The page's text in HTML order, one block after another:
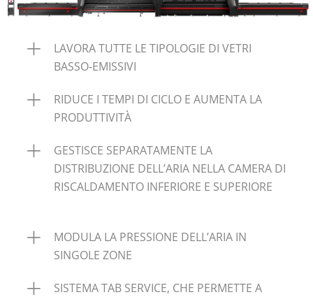
LAVORA TUTTE LE TIPOLOGIE DI VETRI
BASSO-EMISSIVI
RIDUCE I TEMPI DI CICLO E AUMENTA LA
PRODUTTIVITÀ
GESTISCE SEPARATAMENTE LA
DISTRIBUZIONE DELL’ARIA NELLA CAMERA DI
RISCALDAMENTO INFERIORE E SUPERIORE
MODULA LA PRESSIONE DELL’ARIA IN
SINGOLE ZONE
SISTEMA TAB SERVICE, CHE PERMETTE A